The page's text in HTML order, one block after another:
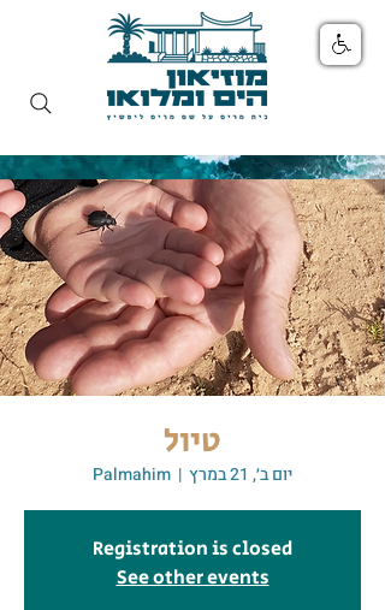
טיול
יום ב׳, 21 במרץ
  |
Palmahim
Registration is closed
See other events